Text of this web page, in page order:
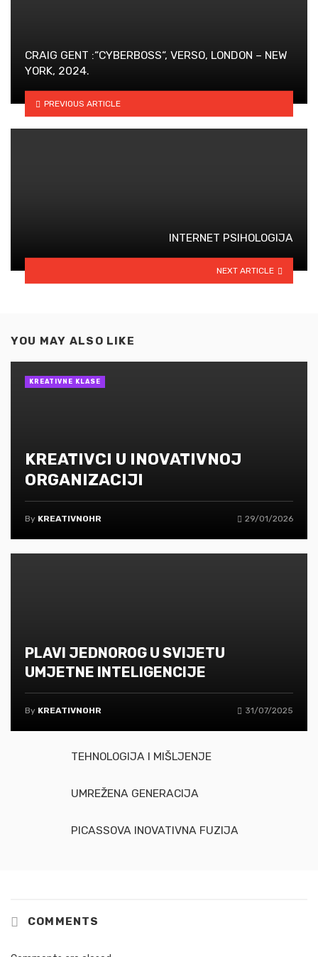
CRAIG GENT :“CYBERBOSS“, VERSO, LONDON – NEW
YORK, 2024.
PREVIOUS ARTICLE
INTERNET PSIHOLOGIJA
NEXT ARTICLE
YOU MAY ALSO LIKE
KREATIVCI U INOVATIVNOJ
ORGANIZACIJI
By KREATIVNOHR 29/01/2026
KREATIVNE KLASE
PLAVI JEDNOROG U SVIJETU
UMJETNE INTELIGENCIJE
By KREATIVNOHR 31/07/2025
TEHNOLOGIJA I MIŠLJENJE
UMREŽENA GENERACIJA
PICASSOVA INOVATIVNA FUZIJA
COMMENTS